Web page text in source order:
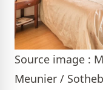
Source image :
Meunier /